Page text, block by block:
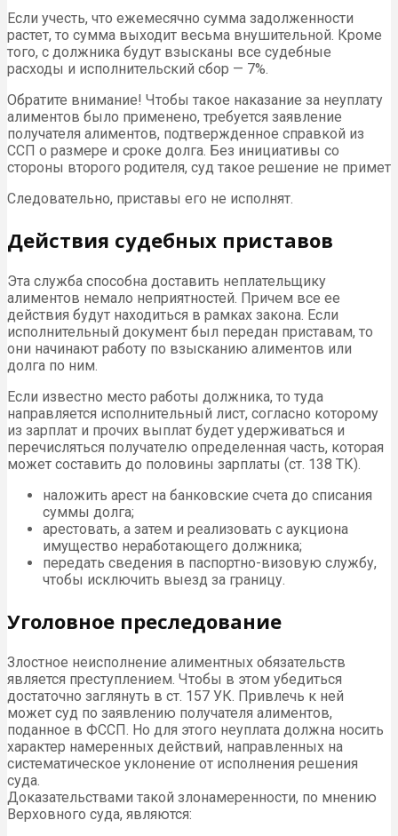
Если учесть, что ежемесячно сумма задолженности
растет, то сумма выходит весьма внушительной. Кроме
того, с должника будут взысканы все судебные
расходы и исполнительский сбор — 7%.
Обратите внимание! Чтобы такое наказание за неуплату
алиментов было применено, требуется заявление
получателя алиментов, подтвержденное справкой из
ССП о размере и сроке долга. Без инициативы со
стороны второго родителя, суд такое решение не примет
Следовательно, приставы его не исполнят.
Действия судебных приставов
Эта служба способна доставить неплательщику
алиментов немало неприятностей. Причем все ее
действия будут находиться в рамках закона. Если
исполнительный документ был передан приставам, то
они начинают работу по взысканию алиментов или
долга по ним.
Если известно место работы должника, то туда
направляется исполнительный лист, согласно которому
из зарплат и прочих выплат будет удерживаться и
перечисляться получателю определенная часть, которая
может составить до половины зарплаты (ст. 138 ТК).
наложить арест на банковские счета до списания
суммы долга;
арестовать, а затем и реализовать с аукциона
имущество неработающего должника;
передать сведения в паспортно-визовую службу,
чтобы исключить выезд за границу.
Уголовное преследование
Злостное неисполнение алиментных обязательств
является преступлением. Чтобы в этом убедиться
достаточно заглянуть в ст. 157 УК. Привлечь к ней
может суд по заявлению получателя алиментов,
поданное в ФССП. Но для этого неуплата должна носить
характер намеренных действий, направленных на
систематическое уклонение от исполнения решения
суда.
Доказательствами такой злонамеренности, по мнению
Верховного суда, являются: